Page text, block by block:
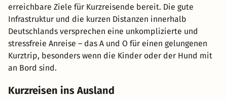
erreichbare Ziele für Kurzreisende bereit. Die gute
Infrastruktur und die kurzen Distanzen innerhalb
Deutschlands versprechen eine unkomplizierte und
stressfreie Anreise – das A und O für einen gelungenen
Kurztrip, besonders wenn die Kinder oder der Hund mit
an Bord sind.
Kurzreisen ins Ausland